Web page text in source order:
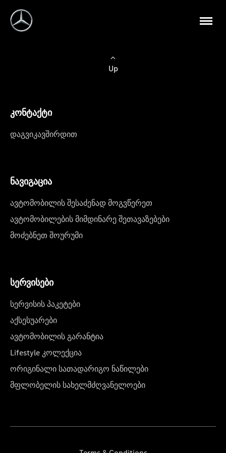
Up
კონტაქტი
დაგვიკავშირდით
ნავიგაცია
ავტომობილის შესაძენად მოგვწერეთ
ავტომობილების მიმდინარე შეთავაზებები
მოძებნეთ შოურუმი
სერვისები
სერვისის პაკეტები
აქსესუარები
ავტომობილის გარანტია
Lifestyle კოლექცია
ორიგინალი სათადარიგო ნაწილები
მფლობელის სახელმძღვანელოები